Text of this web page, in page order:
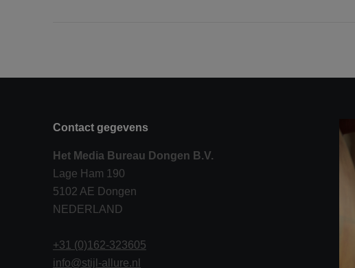
Contact gegevens
Het Media Bureau Dongen B.V.
Lage Ham 190
5102 AE Dongen
NEDERLAND
+31 (0)162-323605
info@stijl-allure.nl